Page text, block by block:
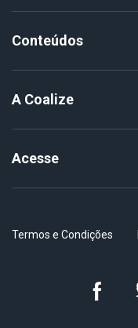
Conteúdos
A Coalize
Acesse
Termos e Condições